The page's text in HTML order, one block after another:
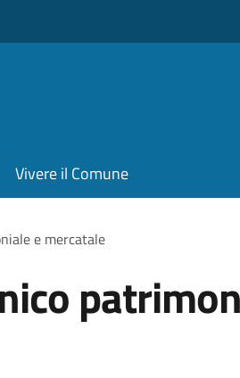
Vivere il Comune
e mercatale